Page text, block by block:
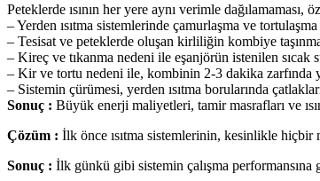
Peteklerde ısının her yere aynı verimle
– Yerden ısıtma sistemlerinde çamurlaşma ve
– Tesisat ve peteklerde oluşan kirliliğin kombiye
– Kireç ve tıkanma nedeni ile eşanjörün istenilen sıcak
– Kir ve tortu nedeni ile, kombinin 2-3 dakika zarfında
– Sistemin çürümesi, yerden ısıtma borularında
Sonuç : Büyük enerji maliyetleri, tamir masrafları ve
Çözüm : İlk önce ısıtma sistemlerinin, kesinlikle hiçbir
Sonuç : İlk günkü gibi sistemin çalışma performansına